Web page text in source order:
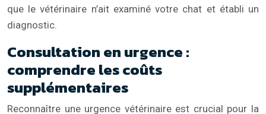
que le vétérinaire n’ait examiné votre chat et établi un
diagnostic.
Consultation en urgence :
comprendre les coûts
supplémentaires
Reconnaître une urgence vétérinaire est crucial pour la